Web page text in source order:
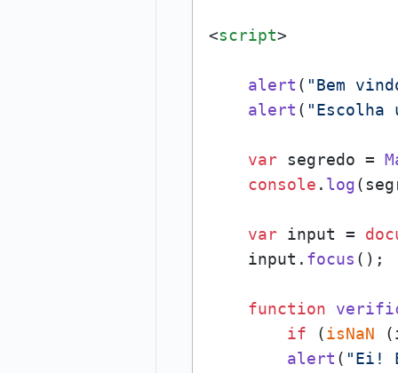
<script>
alert ( "Bem
alert ( "Escolha
var segredo =
console . log
var input =
    input.
focus ();
function
if (isNaN
alert ( "Ei!